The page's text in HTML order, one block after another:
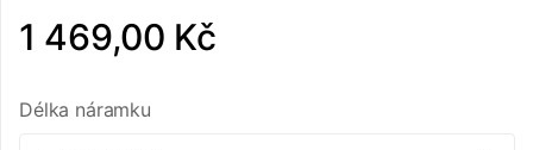
1 469,00 Kč
Délka náramku